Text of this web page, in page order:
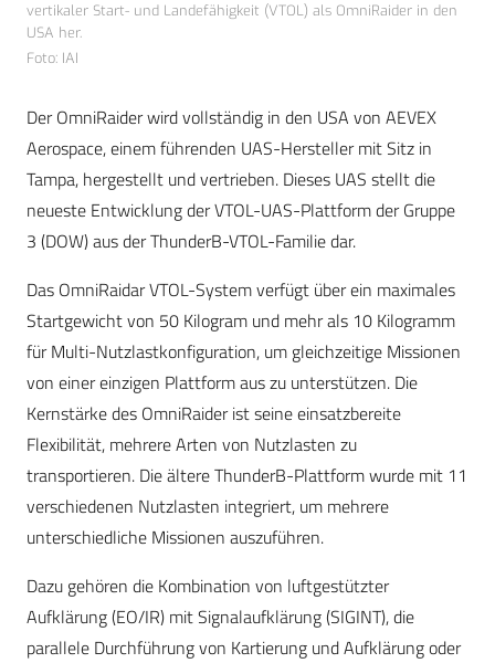
vertikaler Start- und Landefähigkeit (VTOL) als OmniRaider in den
USA her.
Foto: IAI
Der OmniRaider wird vollständig in den USA von AEVEX
Aerospace, einem führenden UAS-Hersteller mit Sitz in
Tampa, hergestellt und vertrieben. Dieses UAS stellt die
neueste Entwicklung der VTOL-UAS-Plattform der Gruppe
3 (DOW) aus der ThunderB-VTOL-Familie dar.
Das OmniRaidar VTOL-System verfügt über ein maximales
Startgewicht von 50 Kilogram und mehr als 10 Kilogramm
für Multi-Nutzlastkonfiguration, um gleichzeitige Missionen
von einer einzigen Plattform aus zu unterstützen. Die
Kernstärke des OmniRaider ist seine einsatzbereite
Flexibilität, mehrere Arten von Nutzlasten zu
transportieren. Die ältere ThunderB-Plattform wurde mit 11
verschiedenen Nutzlasten integriert, um mehrere
unterschiedliche Missionen auszuführen.
Dazu gehören die Kombination von luftgestützter
Aufklärung (EO/IR) mit Signalaufklärung (SIGINT), die
parallele Durchführung von Kartierung und Aufklärung oder